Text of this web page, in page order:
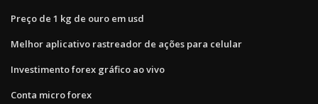
Preço de 1 kg de ouro em usd
Melhor aplicativo rastreador de ações para celular
Investimento forex gráfico ao vivo
Conta micro forex